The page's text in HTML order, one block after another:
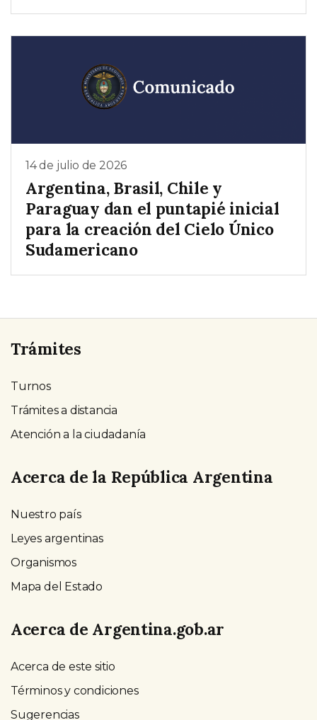
14 de julio de 2026
Argentina, Brasil, Chile y
Paraguay dan el puntapié inicial
para la creación del Cielo Único
Sudamericano
Trámites
Turnos
Trámites a distancia
Atención a la ciudadanía
Acerca de la República Argentina
Nuestro país
Leyes argentinas
Organismos
Mapa del Estado
Acerca de Argentina.gob.ar
Acerca de este sitio
Términos y condiciones
Sugerencias